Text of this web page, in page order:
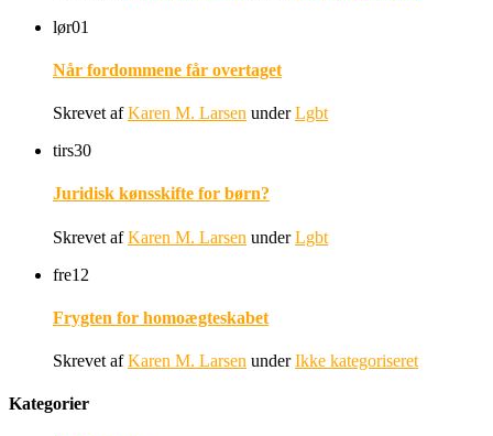
lør01
Når fordommene får overtaget
Skrevet afKaren M. Larsen underLgbt
tirs30
Juridisk kønsskifte for børn?
Skrevet afKaren M. Larsen underLgbt
fre12
Frygten for homoægteskabet
Skrevet afKaren M. Larsen underIkke kategoriseret
Kategorier